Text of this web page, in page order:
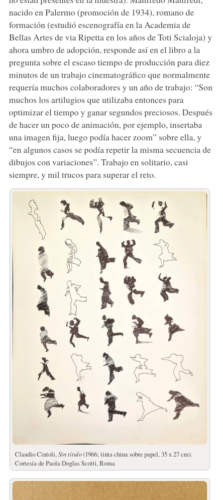
nacido en Palermo (promoción de 1934), romano de
formación (estudió escenografía en la Academia de
Bellas Artes de via Ripetta en los años de Toti Scialoja) y
ahora umbro de adopción, responde así en el libro a la
pregunta sobre el escaso tiempo de producción para diez
minutos de un trabajo cinematográfico que normalmente
requería muchos colaboradores y un año de trabajo: “Son
muchos los artilugios que utilizaba entonces para
optimizar el tiempo y ganar segundos preciosos. Después
de hacer un poco de animación, por ejemplo, insertaba
una imagen fija, luego podía hacer zoom” sobre ella, y
“en algunos casos se podía repetir la misma secuencia de
dibujos con variaciones”. Trabajo en solitario, casi
siempre, y mil trucos para superar el reto.
Claudio Cintoli, Sin título(1966; tinta china sobre papel, 35 x 27 cm).
Cortesía de Paola Doglas Scotti, Roma